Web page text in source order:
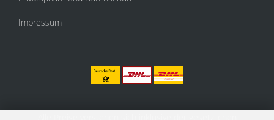
Impressum